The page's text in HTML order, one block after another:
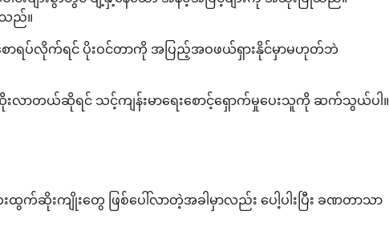
သည်။
ောရပ်လိုက်ရင် ပိုးဝင်တာကို အပြည့်အဝဖယ်ရှားနိုင်မှာမဟုတ်ဘဲ
ာတယ်ဆိုရင် သင့်ကျန်းမာရေးစောင့်ရှောက်မှုပေးသူကို ဆက်သွယ်ပါ။
ဆိုးကျိုးတွေ ဖြစ်ပေါ်လာတဲ့အခါမှာလည်း ပေါ့ပါးပြီး ခဏတာသာ